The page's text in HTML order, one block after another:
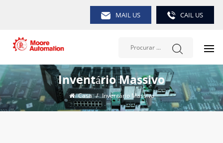
MAIL US CAIL US
Inventário Massivo
Casa / Inventário Massivo